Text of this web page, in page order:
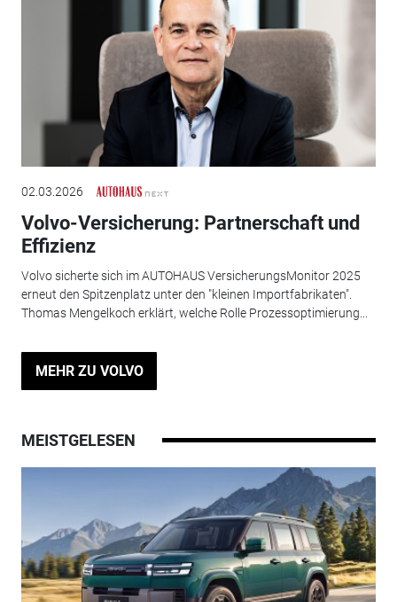
02.03.2026
Volvo-Versicherung: Partnerschaft und
Effizienz
Volvo sicherte sich im AUTOHAUS VersicherungsMonitor 2025
erneut den Spitzenplatz unter den "kleinen Importfabrikaten".
Thomas Mengelkoch erklärt, welche Rolle Prozessoptimierung...
MEHR ZU VOLVO
MEISTGELESEN